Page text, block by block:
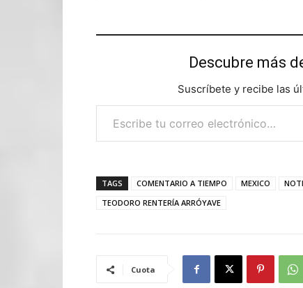
Descubre más
Suscríbete y recibe las
Escribe tu correo electrónico…
TAGS COMENTARIO A TIEMPO MEXICO
TEODORO RENTERÍA ARRÓYAVE
Cuota